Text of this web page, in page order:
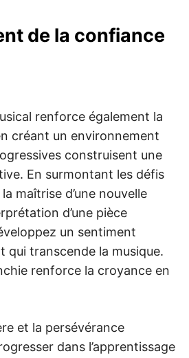
de la confiance
renforce également la
créant un environnement
construisent une
En surmontant les défis
maîtrise d’une nouvelle
d’une pièce
un sentiment
qui transcende la musique.
renforce la croyance en
et la persévérance
dans l’apprentissage